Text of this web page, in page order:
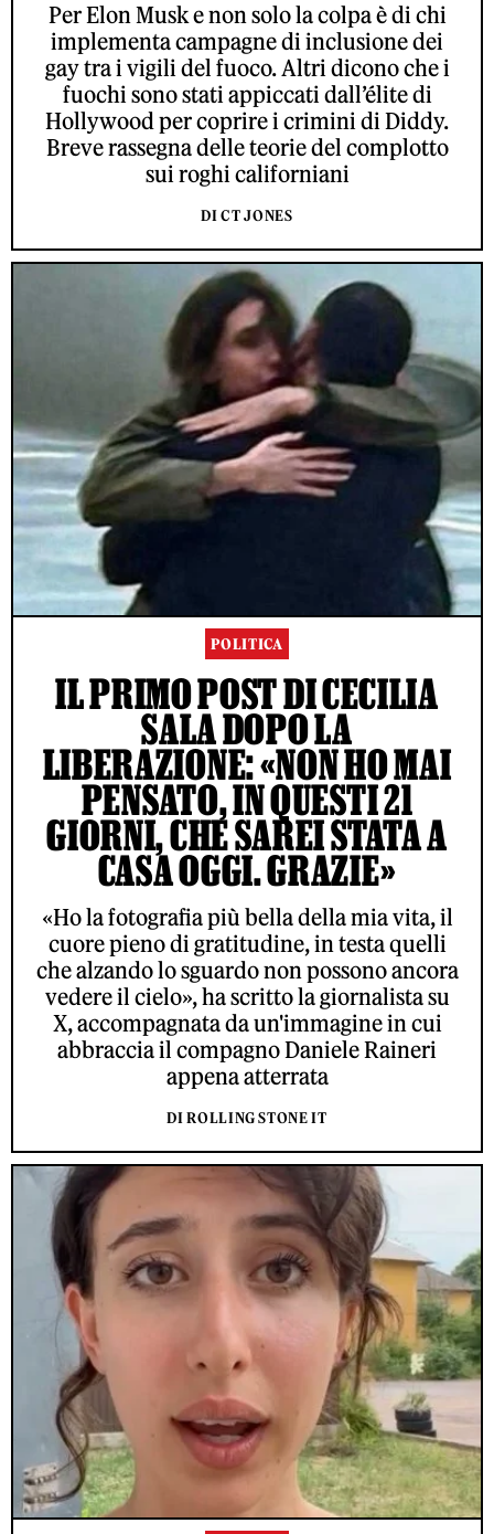
Per Elon Musk e non solo la colpa è di chi
implementa campagne di inclusione dei
gay tra i vigili del fuoco. Altri dicono che i
fuochi sono stati appiccati dall’élite di
Hollywood per coprire i crimini di Diddy.
Breve rassegna delle teorie del complotto
sui roghi californiani
DI CT JONES
POLITICA
IL PRIMO POST DI CECILIA
SALA DOPO LA
LIBERAZIONE: «NON HO MAI
PENSATO, IN QUESTI 21
GIORNI, CHE SAREI STATA A
CASA OGGI. GRAZIE»
«Ho la fotografia più bella della mia vita, il
cuore pieno di gratitudine, in testa quelli
che alzando lo sguardo non possono ancora
vedere il cielo», ha scritto la giornalista su
X, accompagnata da un'immagine in cui
abbraccia il compagno Daniele Raineri
appena atterrata
DI ROLLING STONE IT